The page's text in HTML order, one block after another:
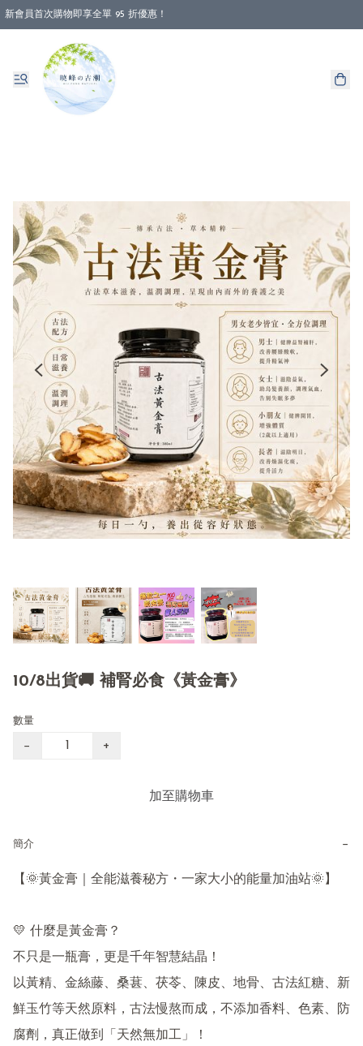
新會員首次購物即享全單 95 折優惠！
10/8出貨🚚 補腎必食《黃金膏》
數量
− +
加至購物車
簡介 −
【🌞黃金膏｜全能滋養秘方・一家大小的能量加油站🌞】
💛 什麼是黃金膏？
不只是一瓶膏，更是千年智慧結晶！
以黃精、金絲藤、桑葚、茯苓、陳皮、地骨、古法紅糖、新
鮮玉竹等天然原料，古法慢熬而成，不添加香料、色素、防
腐劑，真正做到「天然無加工」！